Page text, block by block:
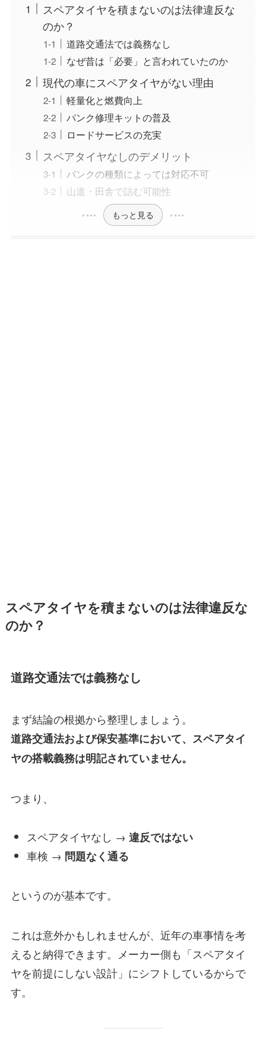
スペアタイヤを積まないのは法律違反な
のか？
道路交通法では義務なし
なぜ昔は「必要」と言われていたのか
現代の車にスペアタイヤがない理由
軽量化と燃費向上
パンク修理キットの普及
ロードサービスの充実
スペアタイヤなしのデメリット
パンクの種類によっては対応不可
山道・田舎で詰む可能性
もっと見る
スペアタイヤを積まないのは法律違反な
のか？
道路交通法では義務なし
まず結論の根拠から整理しましょう。
道路交通法および保安基準において、スペアタイ
ヤの搭載義務は明記されていません。
つまり、
スペアタイヤなし → 違反ではない
車検 → 問題なく通る
というのが基本です。
これは意外かもしれませんが、近年の車事情を考
えると納得できます。メーカー側も「スペアタイ
ヤを前提にしない設計」にシフトしているからで
す。